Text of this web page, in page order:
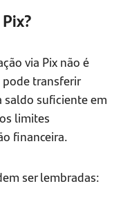
via Pix não é
transferir
saldo suficiente em
limites
financeira.
ser lembradas: